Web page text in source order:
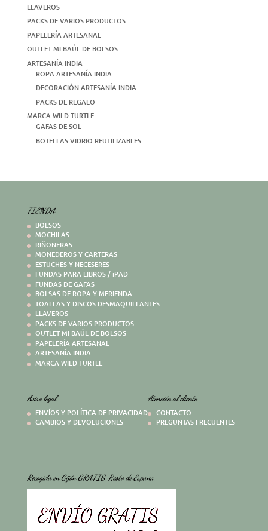
LLAVEROS
PACKS DE VARIOS PRODUCTOS
PAPELERÍA ARTESANAL
OUTLET MI BAÚL DE BOLSOS
ARTESANÍA INDIA
ROPA ARTESANÍA INDIA
DECORACIÓN ARTESANÍA INDIA
PACKS DE REGALO
MARCA WILD TURTLE
GAFAS DE SOL
BOTELLAS VIDRIO REUTILIZABLES
TIENDA
BOLSOS
MOCHILAS
RIÑONERAS
MONEDEROS Y CARTERAS
ESTUCHES Y NECESERES
FUNDAS PARA LIBROS / iPAD
FUNDAS DE GAFAS
BOLSAS DE ROPA Y MERIENDA
TOALLAS Y DISCOS DESMAQUILLANTES
LLAVEROS
PACKS DE VARIOS PRODUCTOS
OUTLET MI BAÚL DE BOLSOS
PAPELERÍA ARTESANAL
ARTESANÍA INDIA
MARCA WILD TURTLE
Aviso legal
ENVÍOS Y POLÍTICA DE PRIVACIDAD
CAMBIOS Y DEVOLUCIONES
Atención al cliente
CONTACTO
PREGUNTAS FRECUENTES
Recogida en Gijón GRATIS. Resto de España: